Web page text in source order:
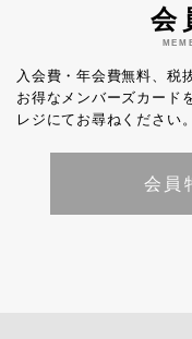
会
入会費・年会費無料、税
お得なメンバーズカード
レジにてお尋ねください。
会員